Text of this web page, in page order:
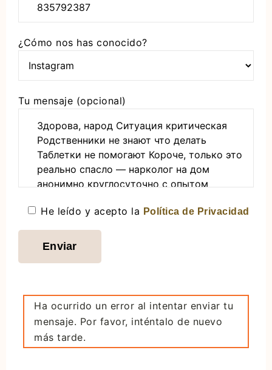
favor,
inténtalo
nuevo
tarde.
¿Cómo nos has conocido?
Tu mensaje (opcional)
He leído y acepto la Política de Privacidad
Ha ocurrido un error al intentar enviar tu
mensaje. Por favor, inténtalo de nuevo
más tarde.